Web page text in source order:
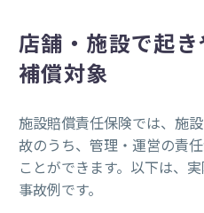
店舗・施設で起
補償対象
施設賠償責任保険では、施
故のうち、管理・運営の責
ことができます。以下は、
事故例です。